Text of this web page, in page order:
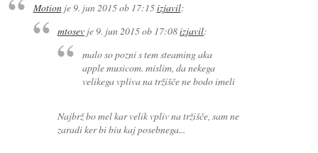
Motionje9. jun 2015 ob 17:15izjavil:
mtosev je9. jun 2015 ob 17:08izjavil:
malo so pozni s tem steaming aka
apple musicom. mislim, da nekega
velikega vpliva na tržišče ne bodo imeli
Najbrž bo mel kar velik vpliv na tržišče, sam ne
zaradi ker bi biu kaj posebnega...